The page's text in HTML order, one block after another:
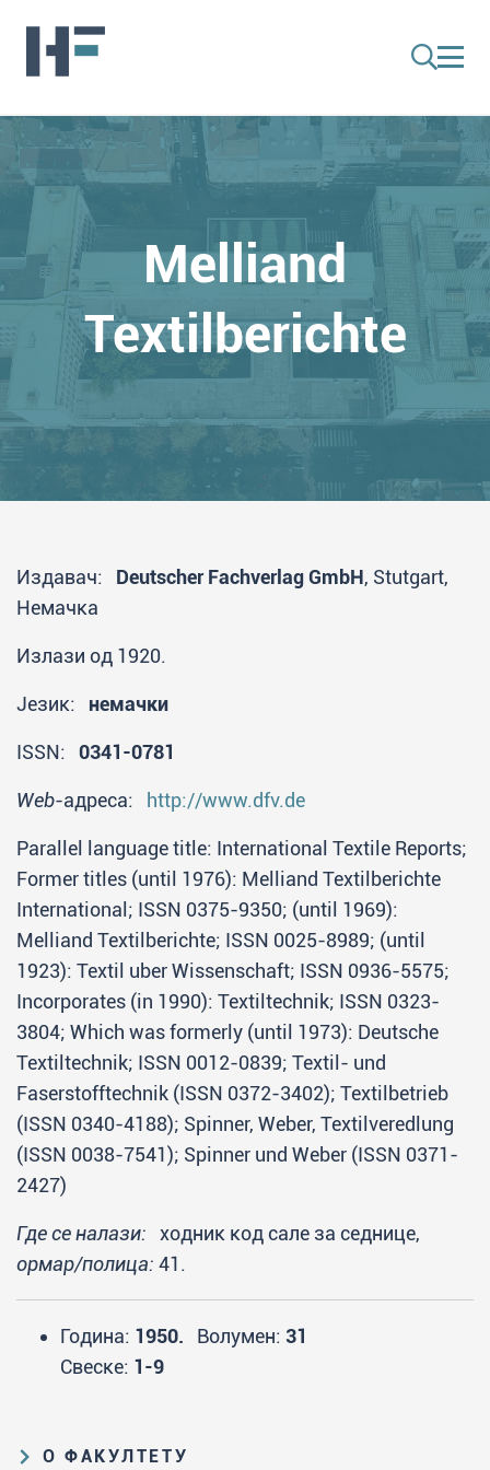
Melliand
Textilberichte
О ФАКУЛТЕТУ
Издавач: Deutscher Fachverlag GmbH, Stutgart,
Немачка
Излази од 1920.
Језик: немачки
ISSN: 0341-0781
Web-адреса: http://www.dfv.de
Parallel language title: International Textile Reports;
Former titles (until 1976): Melliand Textilberichte
International; ISSN 0375-9350; (until 1969):
Melliand Textilberichte; ISSN 0025-8989; (until
1923): Textil uber Wissenschaft; ISSN 0936-5575;
Incorporates (in 1990): Textiltechnik; ISSN 0323-
3804; Which was formerly (until 1973): Deutsche
Textiltechnik; ISSN 0012-0839; Textil- und
Faserstofftechnik (ISSN 0372-3402); Textilbetrieb
(ISSN 0340-4188); Spinner, Weber, Textilveredlung
(ISSN 0038-7541); Spinner und Weber (ISSN 0371-
2427)
Где се налази: ходник код сале за седнице,
ормар/полица: 41.
Година: 1950. Волумен: 31
Свеске: 1-9